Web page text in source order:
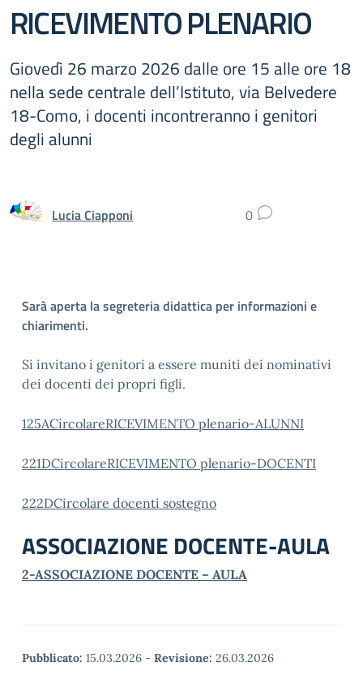
RICEVIMENTO PLENARIO
Giovedì 26 marzo 2026 dalle ore 15 alle ore 18
nella sede centrale dell’Istituto, via Belvedere
18-Como, i docenti incontreranno i genitori
degli alunni
Lucia Ciapponi 0
Sarà aperta la segreteria didattica per informazioni e
chiarimenti.
Si invitano i genitori a essere muniti dei nominativi
dei docenti dei propri figli.
125ACircolareRICEVIMENTO plenario-ALUNNI
221DCircolareRICEVIMENTO plenario-DOCENTI
222DCircolare docenti sostegno
ASSOCIAZIONE DOCENTE-AULA
2-ASSOCIAZIONE DOCENTE – AULA
Pubblicato: 15.03.2026 - Revisione: 26.03.2026